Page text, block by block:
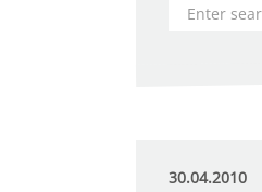
30.04.2010